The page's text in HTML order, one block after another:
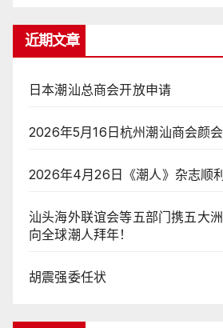
近期文章
日本潮汕总商会开放申请
2026年5月16日杭州潮汕商会颜
2026年4月26日《潮人》杂志顺
汕头海外联谊会等五部门携五大
向全球潮人拜年！
胡震强委任状